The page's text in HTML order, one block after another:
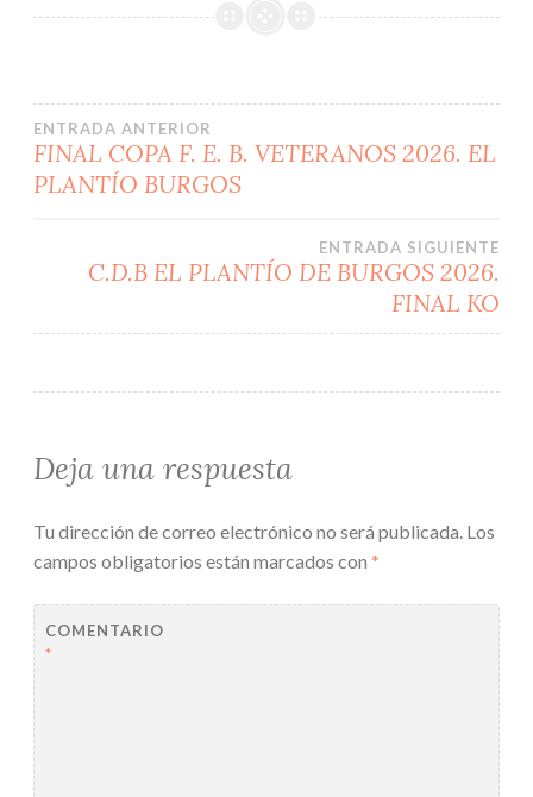
Navegación
de
entradas
ENTRADA ANTERIOR
FINAL COPA F. E. B. VETERANOS 2026. EL
PLANTÍO BURGOS
ENTRADA SIGUIENTE
C.D.B EL PLANTÍO DE BURGOS 2026.
FINAL KO
Deja una respuesta
Tu dirección de correo electrónico no será publicada. Los
campos obligatorios están marcados con *
COMENTARIO
*